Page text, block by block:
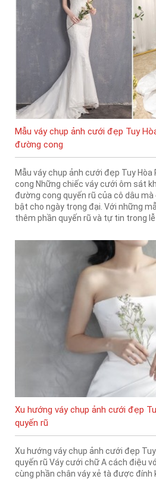
Mẫu váy chụp ảnh cưới đẹp Tuy
đường cong
Mẫu váy chụp ảnh cưới đẹp Tuy
cong Những chiếc váy cưới ôm sát
đường cong quyến rũ của cô dâu mà
bật cho ngày trọng đại. Với những
thêm phần quyến rũ và tự tin trong
Xu hướng váy chụp ảnh cưới đẹp
quyến rũ
Xu hướng váy chụp ảnh cưới đẹp
quyến rũ Váy cưới chữ A cách điệu
cùng phần chân váy xẻ tà được đính